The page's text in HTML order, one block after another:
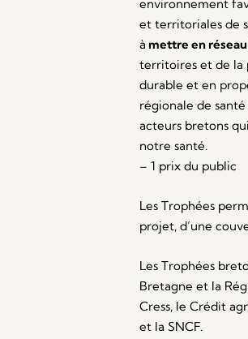
environnement
et territoriales de
à mettre en
territoires et de la
durable et en
régionale de
acteurs bretons
notre santé.
– 1 prix du public
Les Trophées
projet, d’une
Les Trophées
Bretagne et la
Cress, le Crédit
et la SNCF.